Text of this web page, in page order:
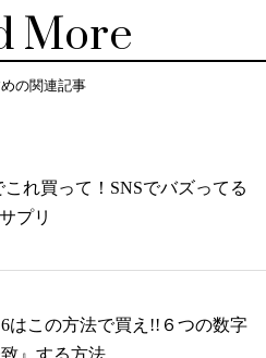
More
の関連記事
これ買って！SNSでバズってる
プリ
はこの方法で買え!!６つの数字
』する方法